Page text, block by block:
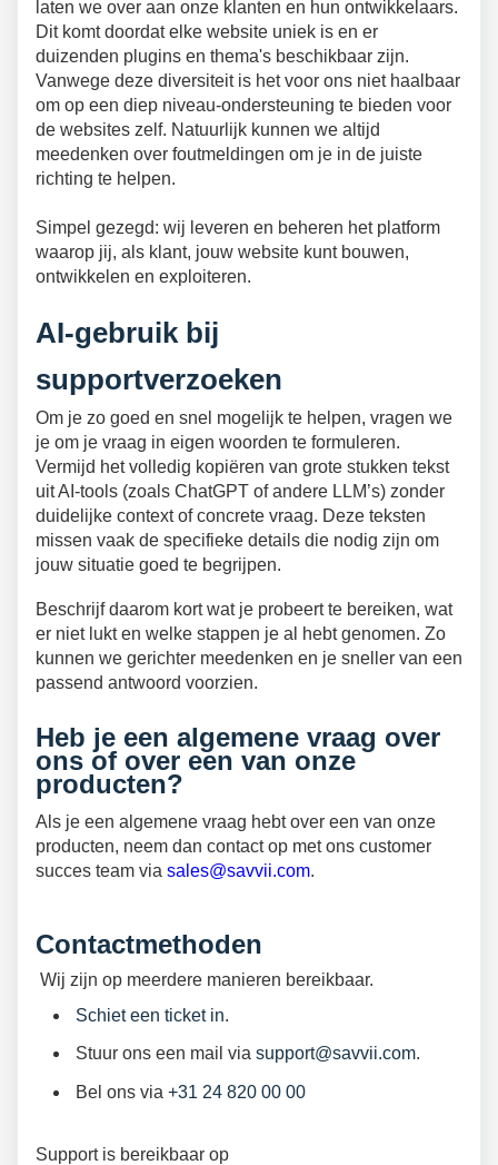
laten we over aan onze klanten en hun ontwikkelaars.
Dit komt doordat elke website uniek is en er
duizenden plugins en thema's beschikbaar zijn.
Vanwege deze diversiteit is het voor ons niet haalbaar
om op een diep niveau-ondersteuning te bieden voor
de websites zelf. Natuurlijk kunnen we altijd
meedenken over foutmeldingen om je in de juiste
richting te helpen.
Simpel gezegd: wij leveren en beheren het platform
waarop jij, als klant, jouw website kunt bouwen,
ontwikkelen en exploiteren.
AI-gebruik bij
supportverzoeken
Om je zo goed en snel mogelijk te helpen, vragen we
je om je vraag in eigen woorden te formuleren.
Vermijd het volledig kopiëren van grote stukken tekst
uit AI-tools (zoals ChatGPT of andere LLM’s) zonder
duidelijke context of concrete vraag. Deze teksten
missen vaak de specifieke details die nodig zijn om
jouw situatie goed te begrijpen.
Beschrijf daarom kort wat je probeert te bereiken, wat
er niet lukt en welke stappen je al hebt genomen. Zo
kunnen we gerichter meedenken en je sneller van een
passend antwoord voorzien.
Heb je een algemene vraag over
ons of over een van onze
producten?
Als je een algemene vraag hebt over een van onze
producten, neem dan contact op met ons customer
succes team via sales@savvii.com.
Contactmethoden
Wij zijn op meerdere manieren bereikbaar.
Schiet een ticket in.
Stuur ons een mail via support@savvii.com.
Bel ons via +31 24 820 00 00
Support is bereikbaar op